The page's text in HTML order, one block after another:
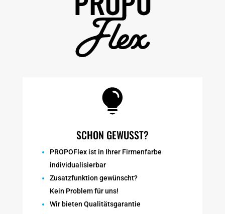

SCHON GEWUSST?
PROPOFlex ist in Ihrer Firmenfarbe
individualisierbar
Zusatzfunktion gewünscht?
Kein Problem für uns!
Wir bieten Qualitätsgarantie